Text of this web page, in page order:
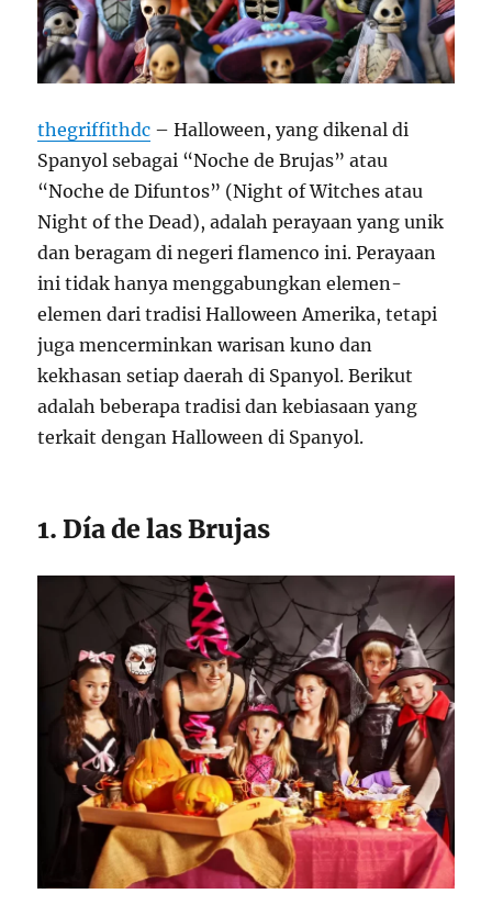
thegriffithdc – Halloween, yang dikenal di
Spanyol sebagai “Noche de Brujas” atau
“Noche de Difuntos” (Night of Witches atau
Night of the Dead), adalah perayaan yang unik
dan beragam di negeri flamenco ini. Perayaan
ini tidak hanya menggabungkan elemen-
elemen dari tradisi Halloween Amerika, tetapi
juga mencerminkan warisan kuno dan
kekhasan setiap daerah di Spanyol. Berikut
adalah beberapa tradisi dan kebiasaan yang
terkait dengan Halloween di Spanyol.
1. Día de las Brujas